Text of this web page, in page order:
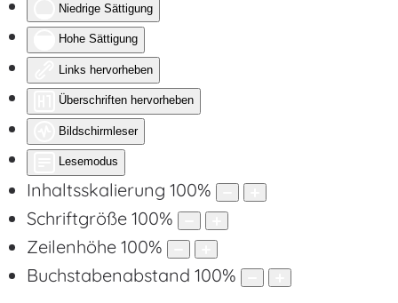
Niedrige Sättigung
Hohe Sättigung
Links hervorheben
Überschriften hervorheben
Bildschirmleser
Lesemodus
Inhaltsskalierung 100%
Schriftgröße 100%
Zeilenhöhe 100%
Buchstabenabstand 100%